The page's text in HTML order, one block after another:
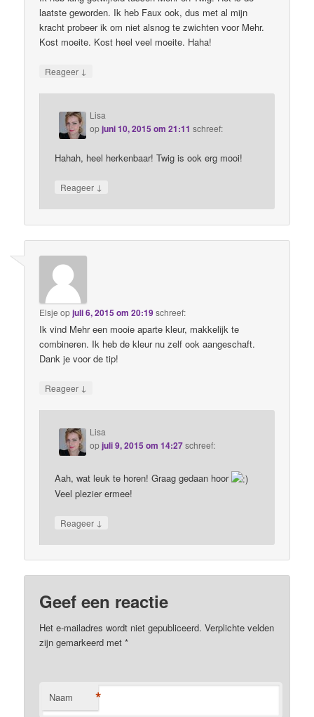
laatste geworden. Ik heb Faux ook, dus met al mijn
kracht probeer ik om niet alsnog te zwichten voor Mehr.
Kost moeite. Kost heel veel moeite. Haha!
Reageer ↓
Lisa
opjuni 10, 2015 om 21:11 schreef:
Hahah, heel herkenbaar! Twig is ook erg mooi!
Reageer ↓
Elsje opjuli 6, 2015 om 20:19schreef:
Ik vind Mehr een mooie aparte kleur, makkelijk te
combineren. Ik heb de kleur nu zelf ook aangeschaft.
Dank je voor de tip!
Reageer ↓
Lisa
opjuli 9, 2015 om 14:27schreef:
Aah, wat leuk te horen! Graag gedaan hoor
Veel plezier ermee!
Reageer ↓
Geef een reactie
Het e-mailadres wordt niet gepubliceerd. Verplichte velden
zijn gemarkeerd met*
Naam *